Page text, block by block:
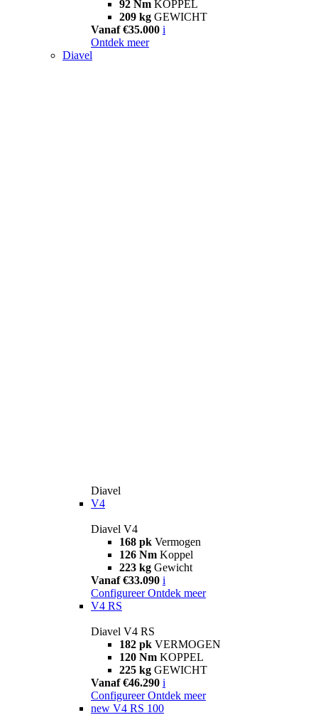
92 Nm KOPPEL
209 kg GEWICHT
Vanaf €35.000 i
Ontdek meer
Diavel
Diavel
V4
Diavel V4
168 pk Vermogen
126 Nm Koppel
223 kg Gewicht
Vanaf €33.090 i
Configureer Ontdek meer
V4 RS
Diavel V4 RS
182 pk VERMOGEN
120 Nm KOPPEL
225 kg GEWICHT
Vanaf €46.290 i
Configureer Ontdek meer
new V4 RS 100